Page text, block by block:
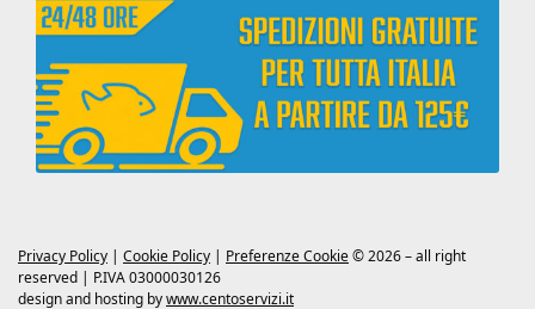
Privacy Policy | Cookie Policy | Preferenze Cookie© 2026 – all right
reserved | P.IVA 03000030126
design and hosting bywww.centoservizi.it